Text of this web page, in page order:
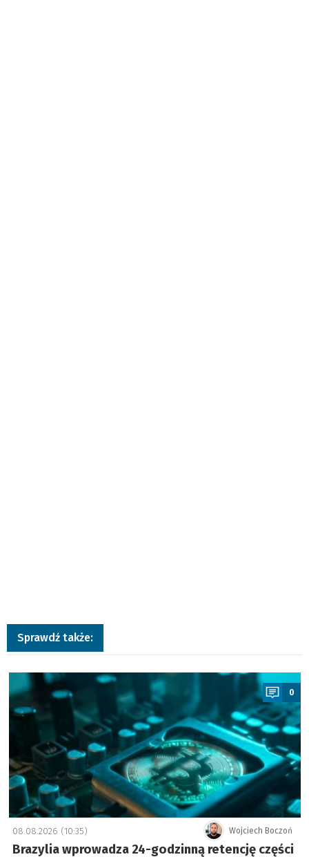
Sprawdź także:
a
0
Wojciech Boczoń
08.08.2026 (10:35)
Brazylia wprowadza 24-godzinną retencję części